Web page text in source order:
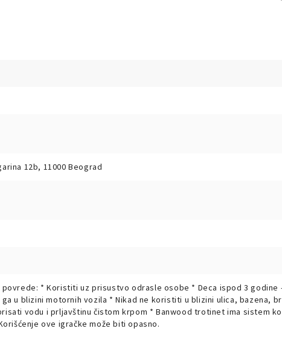
12b, 11000 Beograd
* Koristiti uz prisustvo odrasle osobe * Deca ispod 3
u blizini motornih vozila * Nikad ne koristiti u blizini ulica,
vodu i prljavštinu čistom krpom * Banwood trotinet ima sistem
ove igračke može biti opasno.